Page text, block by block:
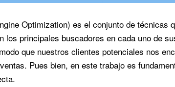
Optimization) es el conjunto de técnicas
los principales buscadores en cada uno de
que nuestros clientes potenciales nos
Pues bien, en este trabajo es